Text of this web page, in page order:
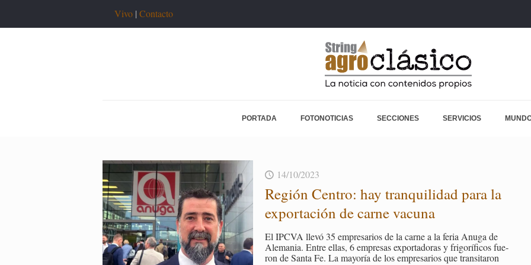
Vivo | Contacto
PORTADA FOTONOTICIAS SECCIONES SERVICIOS
14/10/2023
Re­gión Cen­tro: hay tran­qui­li­dad para la
ex­por­ta­ción de carne va­cu­na
El IPCVA llevó 35 em­pre­sa­rios de la carne a la feria Anuga de
Ale­ma­nia. Entre ellas, 6 em­pre­sas ex­por­ta­do­ras y fri­go­rí­fi­cos fue­
ron de Santa Fe. La ma­yo­ría de los em­pre­sa­rios que tran­si­ta­ron